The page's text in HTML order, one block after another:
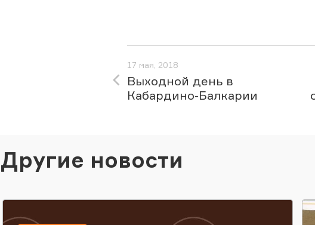
17 мая, 2018
Выходной день в
Кабардино-Балкарии
Другие новости